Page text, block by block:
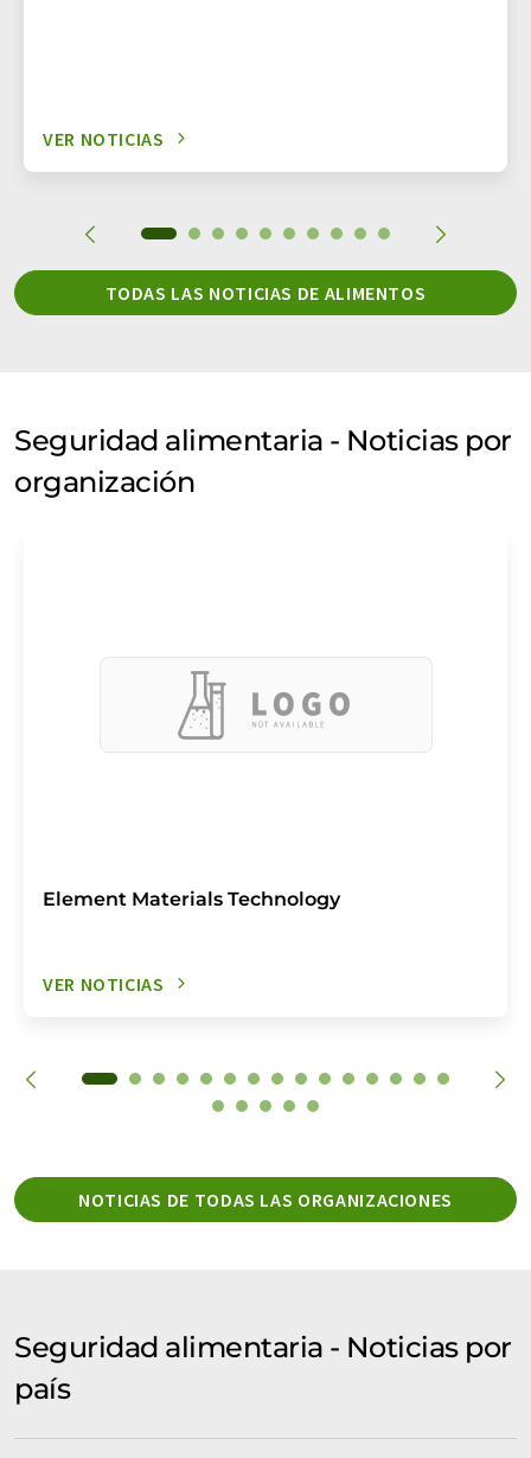
VER NOTICIAS
TODAS LAS NOTICIAS DE ALIMENTOS
Seguridad alimentaria - Noticias por
organización
Element Materials Technology
VER NOTICIAS
NOTICIAS DE TODAS LAS ORGANIZACIONES
Seguridad alimentaria - Noticias por
país